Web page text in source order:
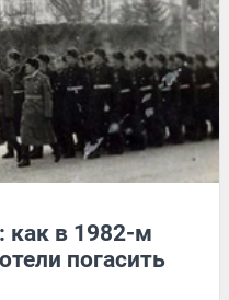
как в 1982-м
погасить